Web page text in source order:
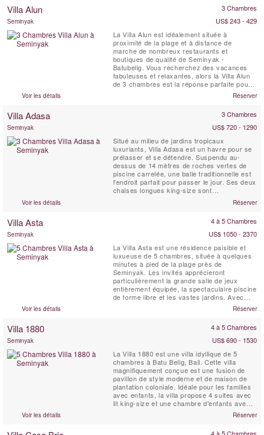
la meilleure destination de vacances.
Villa Alun 3 Chambres
Seminyak
US$ 243 - 429
La Villa Alun est idéalement située à
proximité de la plage et à distance de
marche de nombreux restaurants et
boutiques de qualité de Seminyak -
Batubelig. Vous recherchez des vacances
fabuleuses et relaxantes, alors la Villa Alun
de 3 chambres est la réponse parfaite pour
vous. Conçue dans un style de pavillon
balinais traditionnel, la Villa Alun présente
magnifiques jardins tropicaux et plans d'eau.
Voir les détails Réserver
Villa Adasa 3 Chambres
Seminyak
US$ 720 - 1290
Situé au milieu de jardins tropicaux
luxuriants, Villa Adasa est un havre pour se
prélasser et se détendre. Suspendu au-
dessus de 14 mètres de roches vertes de
piscine carrelée, une balle traditionnelle est
l'endroit parfait pour passer le jour. Ses deux
chaises longues king-size sont
généreusement ornés de coussins, idéal
pour un massage ou un déjeuner ou un dîner
toit offre une retraite privée de soleil
Voir les détails Réserver
Villa Asta 4 à 5 Chambres
Seminyak
US$ 1050 - 2370
La Villa Asta est une résidence paisible et
luxueuse de 5 chambres, située à quelques
minutes à pied de la plage près de
Seminyak. Les invités apprécieront
particulièrement la grande salle de jeux
entièrement équipée, la spectaculaire piscine
de forme libre et les vastes jardins. Avec
son ambiance raffinée, cette villa est idéale
pour les groupes d’amis ou les familles
de Bali. La Villa Asta est également un lieu ...
Voir les détails Réserver
Villa 1880 4 à 5 Chambres
Seminyak
US$ 690 - 1530
La Villa 1880 est une villa idyllique de 5
chambres à Batu Belig, Bali. Cette villa
magnifiquement conçue est une fusion de
pavillon de style moderne et de maison de
plantation coloniale. Idéale pour les familles
avec enfants, la villa propose 4 suites avec
lit king-size et une chambre d'enfants avec 8
lits superposés. Villa 1880 rayonne de plaisir
et de rajeunissement. La villa est équipée
Voir les détails Réserver
4 à 5 Chambres